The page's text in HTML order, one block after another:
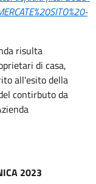
risulta
di casa,
all'esito della
contirbuto da
2023